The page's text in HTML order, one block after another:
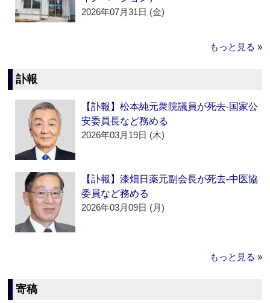
2026年07月31日 (金)
もっと見る »
訃報
【訃報】松本純元衆院議員が死去‐国家公
安委員長など務める
2026年03月19日 (木)
【訃報】漆畑日薬元副会長が死去‐中医協
委員など務める
2026年03月09日 (月)
もっと見る »
寄稿